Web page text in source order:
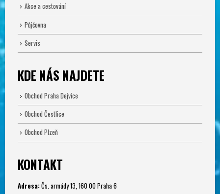
Akce a cestování
Půjčovna
Servis
KDE NÁS NAJDETE
Obchod Praha Dejvice
Obchod Čestlice
Obchod Plzeň
KONTAKT
Adresa: Čs. armády 13, 160 00 Praha 6